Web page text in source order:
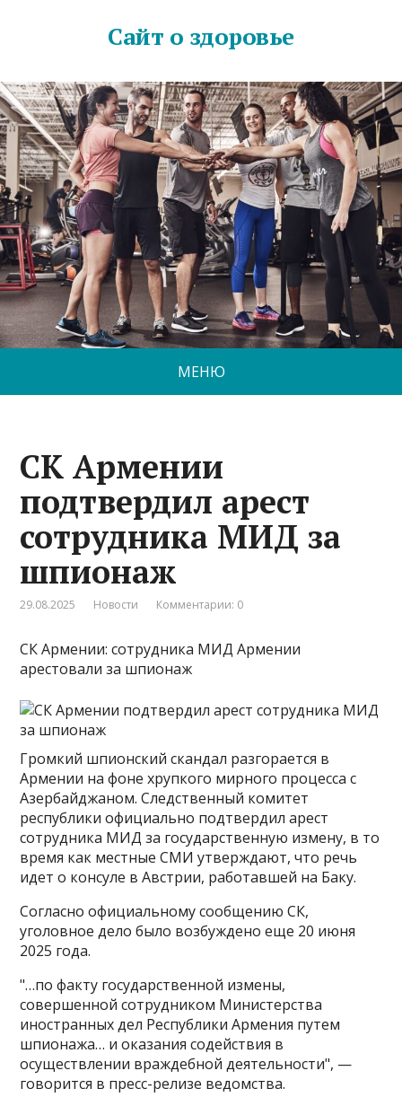
Сайт о здоровье
МЕНЮ
СК Армении
подтвердил арест
сотрудника МИД за
шпионаж
29.08.2025 Новости Комментарии: 0
СК Армении: сотрудника МИД Армении
арестовали за шпионаж
Громкий шпионский скандал разгорается в
Армении на фоне хрупкого мирного процесса с
Азербайджаном. Следственный комитет
республики официально подтвердил арест
сотрудника МИД за государственную измену, в то
время как местные СМИ утверждают, что речь
идет о консуле в Австрии, работавшей на Баку.
Согласно официальному сообщению СК,
уголовное дело было возбуждено еще 20 июня
2025 года.
"…по факту государственной измены,
совершенной сотрудником Министерства
иностранных дел Республики Армения путем
шпионажа… и оказания содействия в
осуществлении враждебной деятельности", —
говорится в пресс-релизе ведомства.